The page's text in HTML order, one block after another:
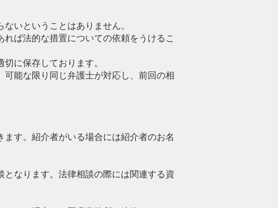
いということはありません。
ば法的な措置についての依頼をうけるこ
適切に保存しております。
能な限り同じ弁護士が対応し、前回の相
す。紹介者がいる場合には紹介者のお名
なります。法律相談の際には関連する資